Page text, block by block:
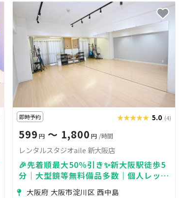
即時予約 ★★★★★
★★★★★5.0 (4)
599 円〜 1,800 円 /時間
レンタルスタジオaile 新大阪店
🎉先着順最大50％引き✨新大阪駅徒歩5
分｜大型鏡等無料備品多数｜個人レッス
ン｜定期予約可｜ヨガ｜ダンス｜撮影
大阪府 大阪市淀川区 西中島